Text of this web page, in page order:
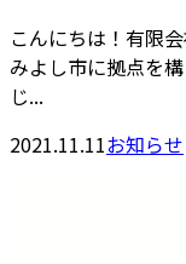
こんにちは！有限
みよし市に拠点を
じ...
2021.11.11お知らせ